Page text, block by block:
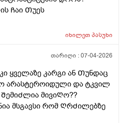
Ჩაი Თუეს
იხილეთპასუხი
თარიღი :07-04-2026
ყველაზე კარგი ან Თუნდაც
არასტეროიდული და ტკვილ
მივიᲦო??
მსგავსი რომ ᲦრᲫილებზე